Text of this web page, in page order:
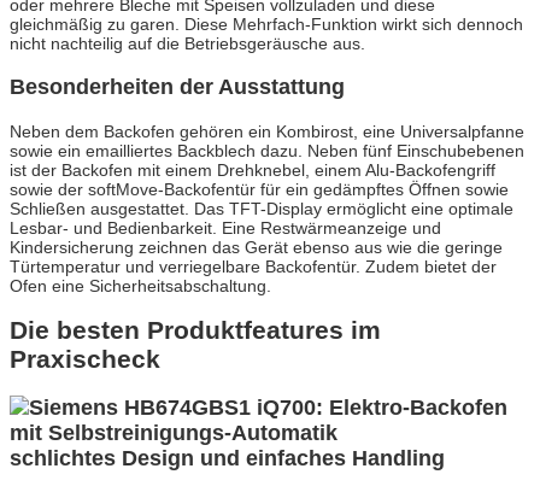
oder mehrere Bleche mit Speisen vollzuladen und diese
gleichmäßig zu garen. Diese Mehrfach-Funktion wirkt sich dennoch
nicht nachteilig auf die Betriebsgeräusche aus.
Besonderheiten der Ausstattung
Neben dem Backofen gehören ein Kombirost, eine Universalpfanne
sowie ein emailliertes Backblech dazu. Neben fünf Einschubebenen
ist der Backofen mit einem Drehknebel, einem Alu-Backofengriff
sowie der softMove-Backofentür für ein gedämpftes Öffnen sowie
Schließen ausgestattet. Das TFT-Display ermöglicht eine optimale
Lesbar- und Bedienbarkeit. Eine Restwärmeanzeige und
Kindersicherung zeichnen das Gerät ebenso aus wie die geringe
Türtemperatur und verriegelbare Backofentür. Zudem bietet der
Ofen eine Sicherheitsabschaltung.
Die besten Produktfeatures im
Praxischeck
schlichtes Design und einfaches Handling